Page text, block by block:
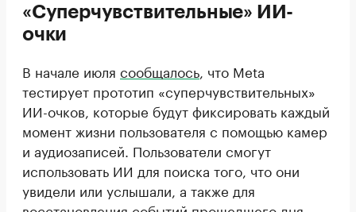
«Суперчувствительные» ИИ-
очки
В начале июля сообщалось, что Meta
тестирует прототип «суперчувствительных»
ИИ-очков, которые будут фиксировать каждый
момент жизни пользователя с помощью камер
и аудиозаписей. Пользователи смогут
использовать ИИ для поиска того, что они
увидели или услышали, а также для